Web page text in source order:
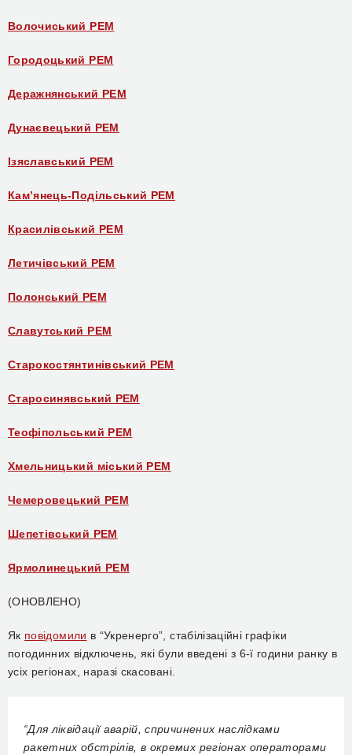
Волочиський РЕМ
Городоцький РЕМ
Деражнянський РЕМ
Дунаєвецький РЕМ
Ізяславський РЕМ
Кам’янець-Подільський РЕМ
Красилівський РЕМ
Летичівський РЕМ
Полонський РЕМ
Славутський РЕМ
Старокостянтинівський РЕМ
Старосинявський РЕМ
Теофіпольський РЕМ
Хмельницький міський РЕМ
Чемеровецький РЕМ
Шепетівський РЕМ
Ярмолинецький РЕМ
(ОНОВЛЕНО)
Як повідомили в “Укренерго”, стабілізаційні графіки
погодинних відключень, які були введені з 6-ї години ранку в
усіх регіонах, наразі скасовані.
“Для ліквідації аварій, спричинених наслідками
ракетних обстрілів, в окремих регіонах операторами